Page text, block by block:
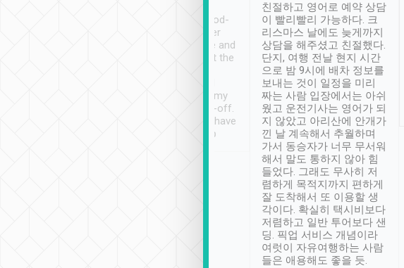
service, vehicles in good-
condition and the driver
service was awesome and
thoughtful. Driver went the
have safely arrived at my
destination after drop-off.
Definitely something I have
not seen elsewhere 👍
친절하고 영어로 예약 상담
이 빨리빨리 가능하다. 크
리스마스 날에도 늦게까지
상담을 해주셨고 친절했다.
단지, 여행 전날 현지 시간
으로 밤 9시에 배차 정보를
보내는 것이 일정을 미리
짜는 사람 입장에서는 아쉬
웠고 운전기사는 영어가 되
지 않았고 아리산에 안개가
낀 날 계속해서 추월하며
가서 동승자가 너무 무서워
해서 말도 통하지 않아 힘
들었다. 그래도 무사히 저
렴하게 목적지까지 편하게
잘 도착해서 또 이용할 생
각이다. 확실히 택시비보다
저렴하고 일반 투어보다 샌
딩. 픽업 서비스 개념이라
여럿이 자유여행하는 사람
들은 애용해도 좋을 듯.